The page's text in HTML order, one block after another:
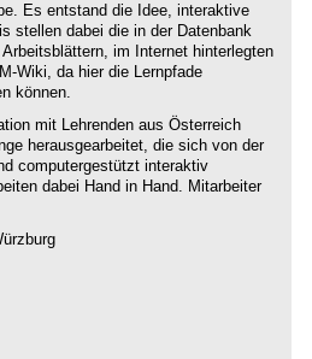
Es entstand die Idee, interaktive
stellen dabei die in der Datenbank
im Internet hinterlegten
Wiki, da hier die Lernpfade
können.
mit Lehrenden aus Österreich
herausgearbeitet, die sich von der
computergestützt interaktiv
dabei Hand in Hand. Mitarbeiter